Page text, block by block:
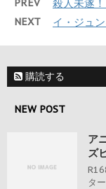
PREV 殺人未遂
NEXT イ・ジュ
購読する
NEW POST
ア
ズ
タ